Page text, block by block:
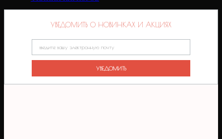
УВЕДОМИТЬ О НОВИНКАХ И АКЦИЯХ